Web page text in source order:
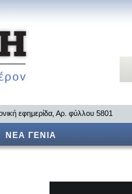
εφημερίδα, Αρ. φύλλου 5801
ΝΕΑ ΓΕΝΙΑ